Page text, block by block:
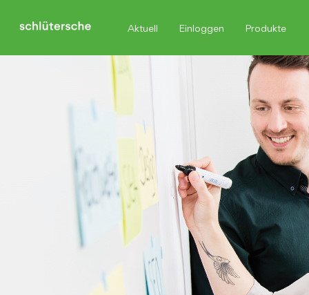
Aktuell Einloggen Produkte